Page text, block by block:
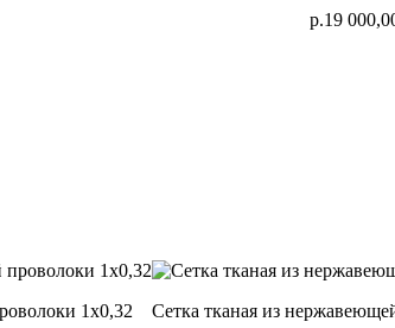
р.19
1х0,32
Сетка тканая из